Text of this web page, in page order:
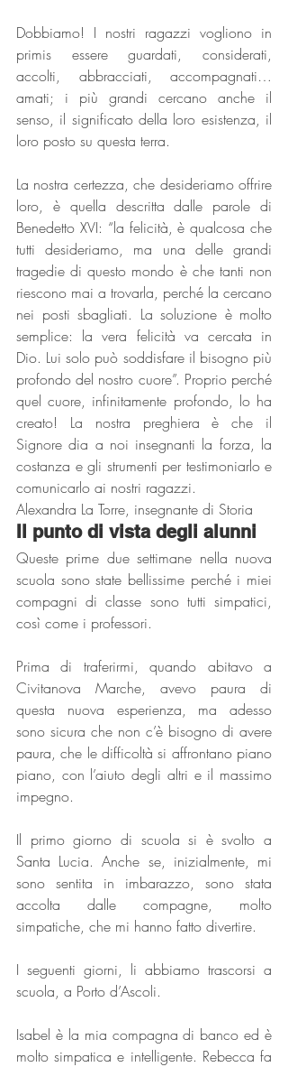
Dobbiamo! I nostri ragazzi vogliono in
primis essere guardati, considerati,
accolti, abbracciati, accompagnati…
amati; i più grandi cercano anche il
senso, il significato della loro esistenza, il
loro posto su questa terra.
La nostra certezza, che desideriamo offrire
loro, è quella descritta dalle parole di
Benedetto XVI: “la felicità, è qualcosa che
tutti desideriamo, ma una delle grandi
tragedie di questo mondo è che tanti non
riescono mai a trovarla, perché la cercano
nei posti sbagliati. La soluzione è molto
semplice: la vera felicità va cercata in
Dio. Lui solo può soddisfare il bisogno più
profondo del nostro cuore”. Proprio perché
quel cuore, infinitamente profondo, lo ha
creato! La nostra preghiera è che il
Signore dia a noi insegnanti la forza, la
costanza e gli strumenti per testimoniarlo e
comunicarlo ai nostri ragazzi.
Alexandra La Torre, insegnante di Storia
Il punto di vista degli alunni
Queste prime due settimane nella nuova
scuola sono state bellissime perché i miei
compagni di classe sono tutti simpatici,
così come i professori.
Prima di traferirmi, quando abitavo a
Civitanova Marche, avevo paura di
questa nuova esperienza, ma adesso
sono sicura che non c’è bisogno di avere
paura, che le difficoltà si affrontano piano
piano, con l’aiuto degli altri e il massimo
impegno.
Il primo giorno di scuola si è svolto a
Santa Lucia. Anche se, inizialmente, mi
sono sentita in imbarazzo, sono stata
accolta dalle compagne, molto
simpatiche, che mi hanno fatto divertire.
I seguenti giorni, li abbiamo trascorsi a
scuola, a Porto d’Ascoli.
Isabel è la mia compagna di banco ed è
molto simpatica e intelligente. Rebecca fa